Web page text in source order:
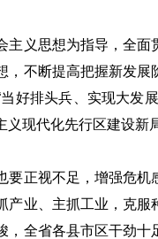
义思想为指导，全面
，不断提高把握新发
好排头兵、实现大发
现代化先行区建设新
正视不足，增强危机
产业、主抓工业，克
全省各县市区干劲十